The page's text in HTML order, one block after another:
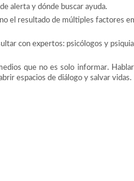
alerta y dónde buscar ayuda.
el resultado de múltiples factores
con expertos: psicólogos y
que no es solo informar.
espacios de diálogo y salvar vidas.